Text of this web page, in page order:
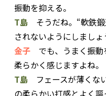
振動を抑える。
T島 そうだね。“軟鉄
されないようにしましょ
金子 でも、うまく振動
柔らかく感じますよね。
T島 フェースが薄くな
の柔らかい打感とよく